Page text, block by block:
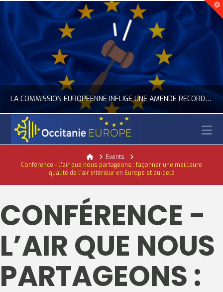
LA COMMISSION EUROPÉENNE INFLIGE UNE AMENDE RECORD À GOOGLE
ACTUALITÉ DE L'UNION EUROPÉENNE, ACTUALITÉ DE LA REPRÉSENTATION D’OCCITANIE EUROPE, NUMÉRIQUE- DIGITAL
HomeEvents
Conférence - L’air que nous partageons : façonner une meilleure
qualité de l’air intérieur en Europe et au-delà
CONFÉRENCE -
L’AIR QUE NOUS
PARTAGEONS :